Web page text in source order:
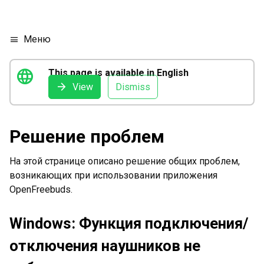
menu Меню
language This page is available in English
arrow_forward View Dismiss
Решение проблем
На этой странице описано решение общих проблем,
возникающих при использовании приложения
OpenFreebuds.
Windows: Функция подключения/
отключения наушников не